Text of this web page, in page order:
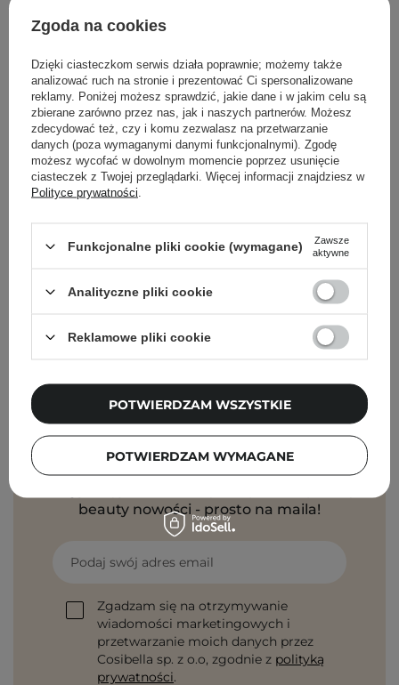
Cosibella Corner (Łucka)
Cosibella Corner (Woronicza)
Cosibella Corner (Wileńska)
Cosibella Corner (Szlak)
Newsletter Cosibella
beauty nowości - prosto na maila!
Podaj swój adres email
Zgadzam się na otrzymywanie
wiadomości marketingowych i
przetwarzanie moich danych przez
Cosibella sp. z o.o, zgodnie z polityką
prywatności.
Zgoda na cookies
Dzięki ciasteczkom serwis działa poprawnie; możemy także
analizować ruch na stronie i prezentować Ci spersonalizowane
reklamy. Poniżej możesz sprawdzić, jakie dane i w jakim celu są
zbierane zarówno przez nas, jak i naszych partnerów. Możesz
zdecydować też, czy i komu zezwalasz na przetwarzanie
danych (poza wymaganymi danymi funkcjonalnymi). Zgodę
możesz wycofać w dowolnym momencie poprzez usunięcie
ciasteczek z Twojej przeglądarki. Więcej informacji znajdziesz w
Polityce prywatności
Funkcjonalne pliki cookie (wymagane)
Zawsze
aktywne
Analityczne pliki cookie
Reklamowe pliki cookie
POTWIERDZAM WYMAGANE
POTWIERDZAM WSZYSTKIE